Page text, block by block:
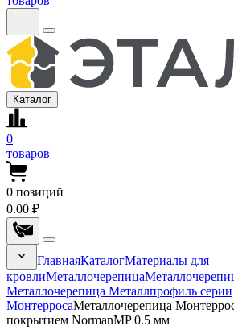
Каталог
0
товаров
0 позиций
0.00 ₽
ГлавнаяКаталогМатериалы для
кровлиМеталлочерепица
Металлочерепица Металлпрофиль серии
МонтерросаМеталлочерепица
покрытием NormanMP 0.5 мм